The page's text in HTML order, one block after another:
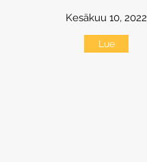
Kesäkuu 10, 2022
Lue